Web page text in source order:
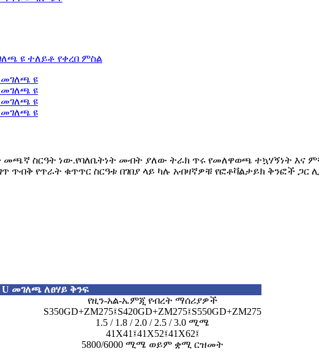
መጫኛ ስርዓት ነው.የባለቤትነት መብት ያለው ትራክ ጥሩ የመለዋወጫ ተኳሃኝነት
ጥብቅ የጥራት ቁጥጥር ስርዓቱ በገበያ ላይ ካሉ አብዛኛዎቹ የፎቶቫልታይክ ቅንፎች
U መገለጫ ለፀሃይ ቅንፍ
የዚን-አል-ኤምጂ የብረት ማሰሪያዎች
S350GD+ZM275፤S420GD+ZM275፤S550GD+ZM275
1.5 / 1.8 / 2.0 / 2.5 / 3.0 ሚሜ
41X41፤41X52፤41X62፤
5800/6000 ሚሜ ወይም ቋሚ ርዝመት